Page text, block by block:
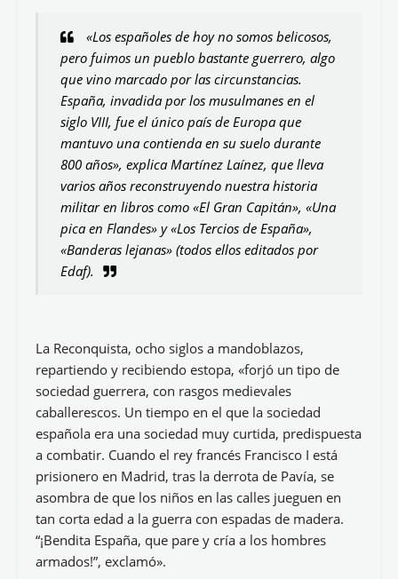
«Los españoles de hoy no somos belicosos,
pero fuimos un pueblo bastante guerrero, algo
que vino marcado por las circunstancias.
España, invadida por los musulmanes en el
siglo VIII, fue el único país de Europa que
mantuvo una contienda en su suelo durante
800 años», explica Martínez Laínez, que lleva
varios años reconstruyendo nuestra historia
militar en libros como «El Gran Capitán», «Una
pica en Flandes» y «Los Tercios de España»,
«Banderas lejanas» (todos ellos editados por
Edaf).
La Reconquista, ocho siglos a mandoblazos,
repartiendo y recibiendo estopa, «forjó un tipo de
sociedad guerrera, con rasgos medievales
caballerescos. Un tiempo en el que la sociedad
española era una sociedad muy curtida, predispuesta
a combatir. Cuando el rey francés Francisco I está
prisionero en Madrid, tras la derrota de Pavía, se
asombra de que los niños en las calles jueguen en
tan corta edad a la guerra con espadas de madera.
“¡Bendita España, que pare y cría a los hombres
armados!”, exclamó».